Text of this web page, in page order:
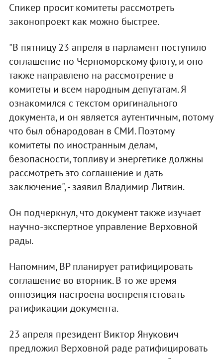
Спикер просит комитеты рассмотреть
законопроект как можно быстрее.
"В пятницу 23 апреля в парламент поступило
соглашение по Черноморскому флоту, и оно
также направлено на рассмотрение в
комитеты и всем народным депутатам. Я
ознакомился с текстом оригинального
документа, и он является аутентичным, потому
что был обнародован в СМИ. Поэтому
комитеты по иностранным делам,
безопасности, топливу и энергетике должны
рассмотреть это соглашение и дать
заключение", - заявил Владимир Литвин.
Он подчеркнул, что документ также изучает
научно-экспертное управление Верховной
рады.
Напомним, ВР планирует ратифицировать
соглашение во вторник. В то же время
оппозиция настроена воспрепятстовать
ратификации документа.
23 апреля президент Виктор Янукович
предложил Верховной раде ратифицировать